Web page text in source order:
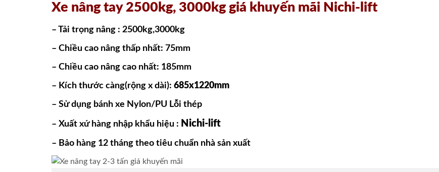
Xe nâng tay 2500kg, 3000kg giá khuyến mãi Nichi-lift
– Tải trọng nâng : 2500kg,3000kg
– Chiều cao nâng thấp nhất: 75mm
– Chiều cao nâng cao nhất: 185mm
– Kích thước càng(rộng x dài): 685x1220mm
– Sử dụng bánh xe Nylon/PU Lỗi thép
– Xuất xứ hàng nhập khẩu hiệu : Nichi-lift
– Bảo hàng 12 tháng theo tiêu chuẩn nhà sản xuất